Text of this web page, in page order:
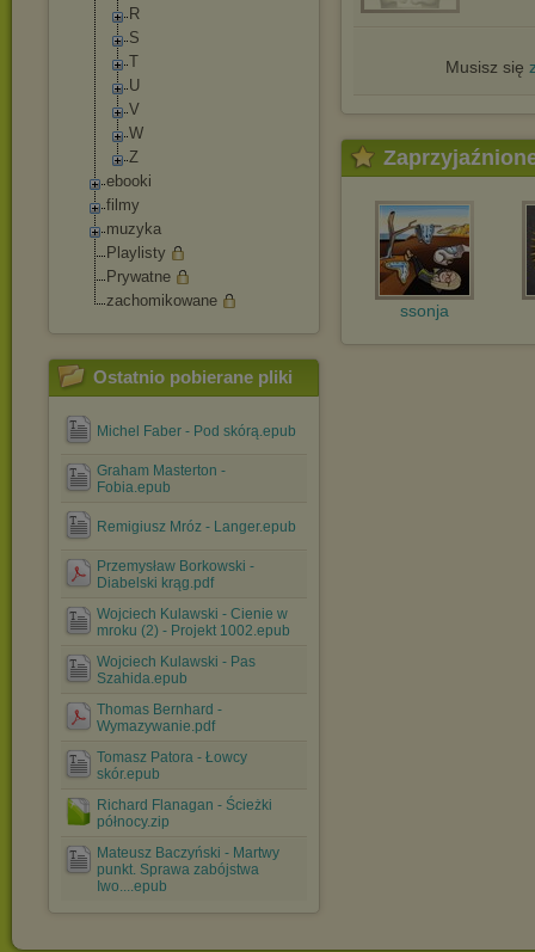
R
S
T
U
V
W
Z
ebooki
filmy
muzyka
Playlisty
Prywatne
zachomikowane
Ostatnio pobierane pliki
Michel Faber - Pod skórą.epub
Graham Masterton -
Fobia.epub
Remigiusz Mróz - Langer.epub
Przemysław Borkowski -
Diabelski krąg.pdf
Wojciech Kulawski - Cienie w
mroku (2) - Projekt 1002.epub
Wojciech Kulawski - Pas
Szahida.epub
Thomas Bernhard -
Wymazywanie.pdf
Tomasz Patora - Łowcy
skór.epub
Richard Flanagan - Ścieżki
północy.zip
Mateusz Baczyński - Martwy
punkt. Sprawa zabójstwa
Iwo....epub
Musisz się
ssonja